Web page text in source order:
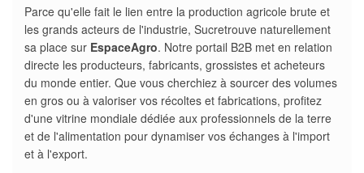
Parce qu'elle fait le lien entre la production agricole brute et
les grands acteurs de l'industrie, Sucretrouve naturellement
sa place sur EspaceAgro. Notre portail B2B met en relation
directe les producteurs, fabricants, grossistes et acheteurs
du monde entier. Que vous cherchiez à sourcer des volumes
en gros ou à valoriser vos récoltes et fabrications, profitez
d'une vitrine mondiale dédiée aux professionnels de la terre
et de l'alimentation pour dynamiser vos échanges à l'import
et à l'export.